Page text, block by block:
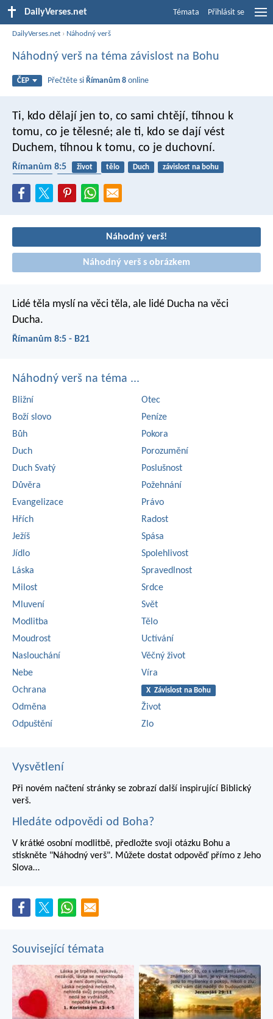
DailyVerses.net Témata Přihlásit se
DailyVerses.net › Náhodný verš
Náhodný verš na téma závislost na Bohu
ČEP Přečtěte si Římanům 8 online
Ti, kdo dělají jen to, co sami chtějí, tíhnou k
tomu, co je tělesné; ale ti, kdo se dají vést
Duchem, tíhnou k tomu, co je duchovní.
Římanům 8:5 život tělo Duch
závislost na bohu
Náhodný verš!
Náhodný verš s obrázkem
Lidé těla myslí na věci těla, ale lidé Ducha na věci
Ducha.
Římanům 8:5 - B21
Náhodný verš na téma ...
Bližní
Boží slovo
Bůh
Duch
Duch Svatý
Důvěra
Evangelizace
Hřích
Ježíš
Jídlo
Láska
Milost
Mluvení
Modlitba
Moudrost
Naslouchání
Nebe
Ochrana
Odměna
Odpuštění
Otec
Peníze
Pokora
Porozumění
Poslušnost
Požehnání
Právo
Radost
Spása
Spolehlivost
Spravedlnost
Srdce
Svět
Tělo
Uctívání
Věčný život
Víra
X Závislost na Bohu
Život
Zlo
Vysvětlení
Při novém načtení stránky se zobrazí další inspirující Biblický
verš.
Hledáte odpovědi od Boha?
V krátké osobní modlitbě, předložte svoji otázku Bohu a
stiskněte "Náhodný verš". Můžete dostat odpověď přímo z Jeho
Slova…
Související témata